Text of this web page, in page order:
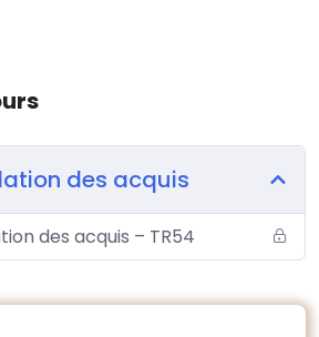
des acquis
des acquis – TR54